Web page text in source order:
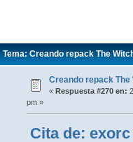
Tema: Creando repack The
Creando repack The
« Respuesta #270 en:
pm »
Cita de: exorc